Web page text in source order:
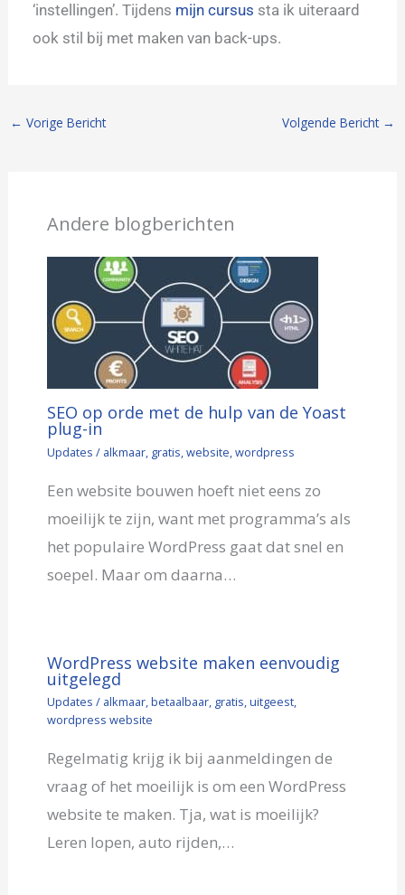
‘instellingen’. Tijdens mijn cursus sta ik uiteraard
ook stil bij met maken van back-ups.
← Vorige Bericht Volgende Bericht →
Andere blogberichten
SEO op orde met de hulp van de Yoast
plug-in
Updates / alkmaar, gratis,website,wordpress
Een website bouwen hoeft niet eens zo
moeilijk te zijn, want met programma’s als
het populaire WordPress gaat dat snel en
soepel. Maar om daarna…
WordPress website maken eenvoudig
uitgelegd
Updates / alkmaar,betaalbaar, gratis,uitgeest,
wordpress website
Regelmatig krijg ik bij aanmeldingen de
vraag of het moeilijk is om een WordPress
website te maken. Tja, wat is moeilijk?
Leren lopen, auto rijden,…